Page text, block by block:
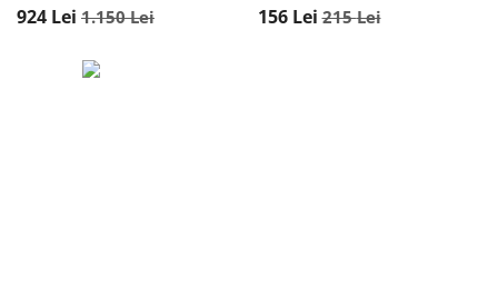
924 Lei 1.150Lei 156 Lei 215Lei